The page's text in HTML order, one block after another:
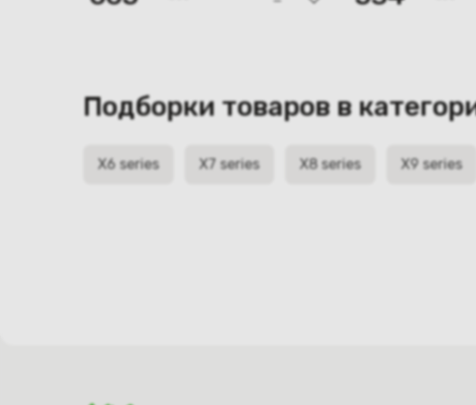
Подборки товаров в
X6 series X7 series X8 series X9 series